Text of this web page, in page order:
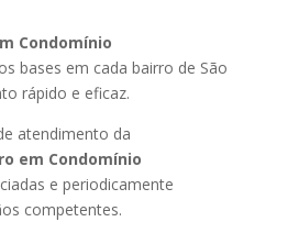
Condomínio
bases em cada bairro de São
rápido e eficaz.
atendimento da
em Condomínio
e periodicamente
competentes.